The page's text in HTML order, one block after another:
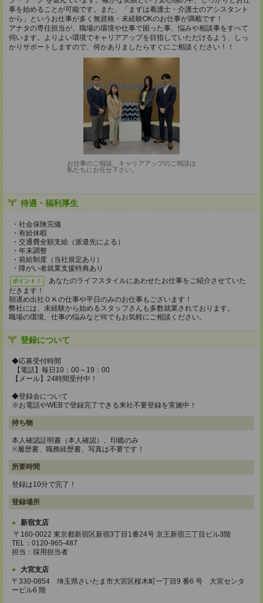
事を始めることが可能です。また、「まずは看護士・介護士のアシスタント
から」というお仕事が多く無資格・未経験OKのお仕事が満載です！
アナタの専任担当が、職場の環境や仕事で困った事、悩みや相談事をすべて
伺います。よりよい環境でキャリアアップを目指していただけるよう、しっ
かりサポートしますので、何かありましたらすぐにご相談ください！！
お仕事のご相談、キャリアアップのご相談は
私たちにお任せ下さい。
待遇・福利厚生
・社会保険完備
・有給休暇
・交通費全額支給（派遣先による）
・年末調整
・前給制度（当社規定あり）
・障がい者就業支援特典あり
ポイント！
あなたのライフスタイルにあわせたお仕事をご紹介させていた
だきます！
朝遅め出社ＯＫの仕事や平日のみのお仕事もございます！
弊社には、未経験から始めるスタッフさんも多数就業されております。
職場の環境、仕事の悩みなど何でもお気軽にご相談ください。
登録について
◆応募受付時間
【電話】毎日10：00～19：00
【メール】24時間受付中！
◆登録会について
※お電話やWEBで登録完了できる来社不要登録を実施中！
持ち物
本人確認証明書（本人確認）、印鑑のみ
※履歴書、職務経歴書、写真は不要です！
所要時間
登録は10分で完了！
登録場所
新宿支店
〒160-0022 東京都新宿区新宿3丁目1番24号 京王新宿三丁目ビル3階
TEL：0120-965-487
担当：採用担当者
大宮支店
〒330-0854 埼玉県さいたま市大宮区桜木町一丁目9 番6 号 大宮センタ
ービル6 階